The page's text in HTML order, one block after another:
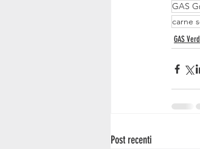
GAS
carne
GAS
Post recenti